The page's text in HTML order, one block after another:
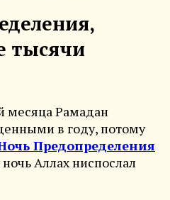
тысячи
месяца Рамадан
в году, потому
Предопределения
ночь Аллах ниспослал